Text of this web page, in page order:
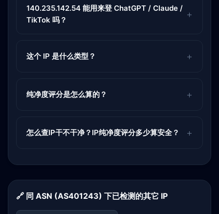
140.235.142.54 能用来登 ChatGPT / Claude /
TikTok 吗？
这个 IP 是什么类型？
纯净度评分是怎么算的？
怎么查IP干不干净？IP纯净度评分多少算安全？
🔗 同 ASN (AS401243) 下已检测的其它 IP